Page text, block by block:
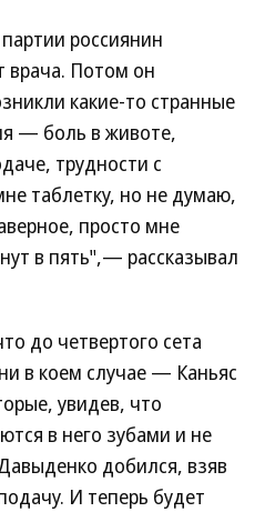
россиянин
врача. Потом он
какие-то странные
— боль в животе,
трудности с
таблетку, но не думаю,
просто мне
в пять",— рассказывал
до четвертого сета
в коем случае — Каньяс
увидев, что
в него зубами и не
добился, взяв
И теперь будет